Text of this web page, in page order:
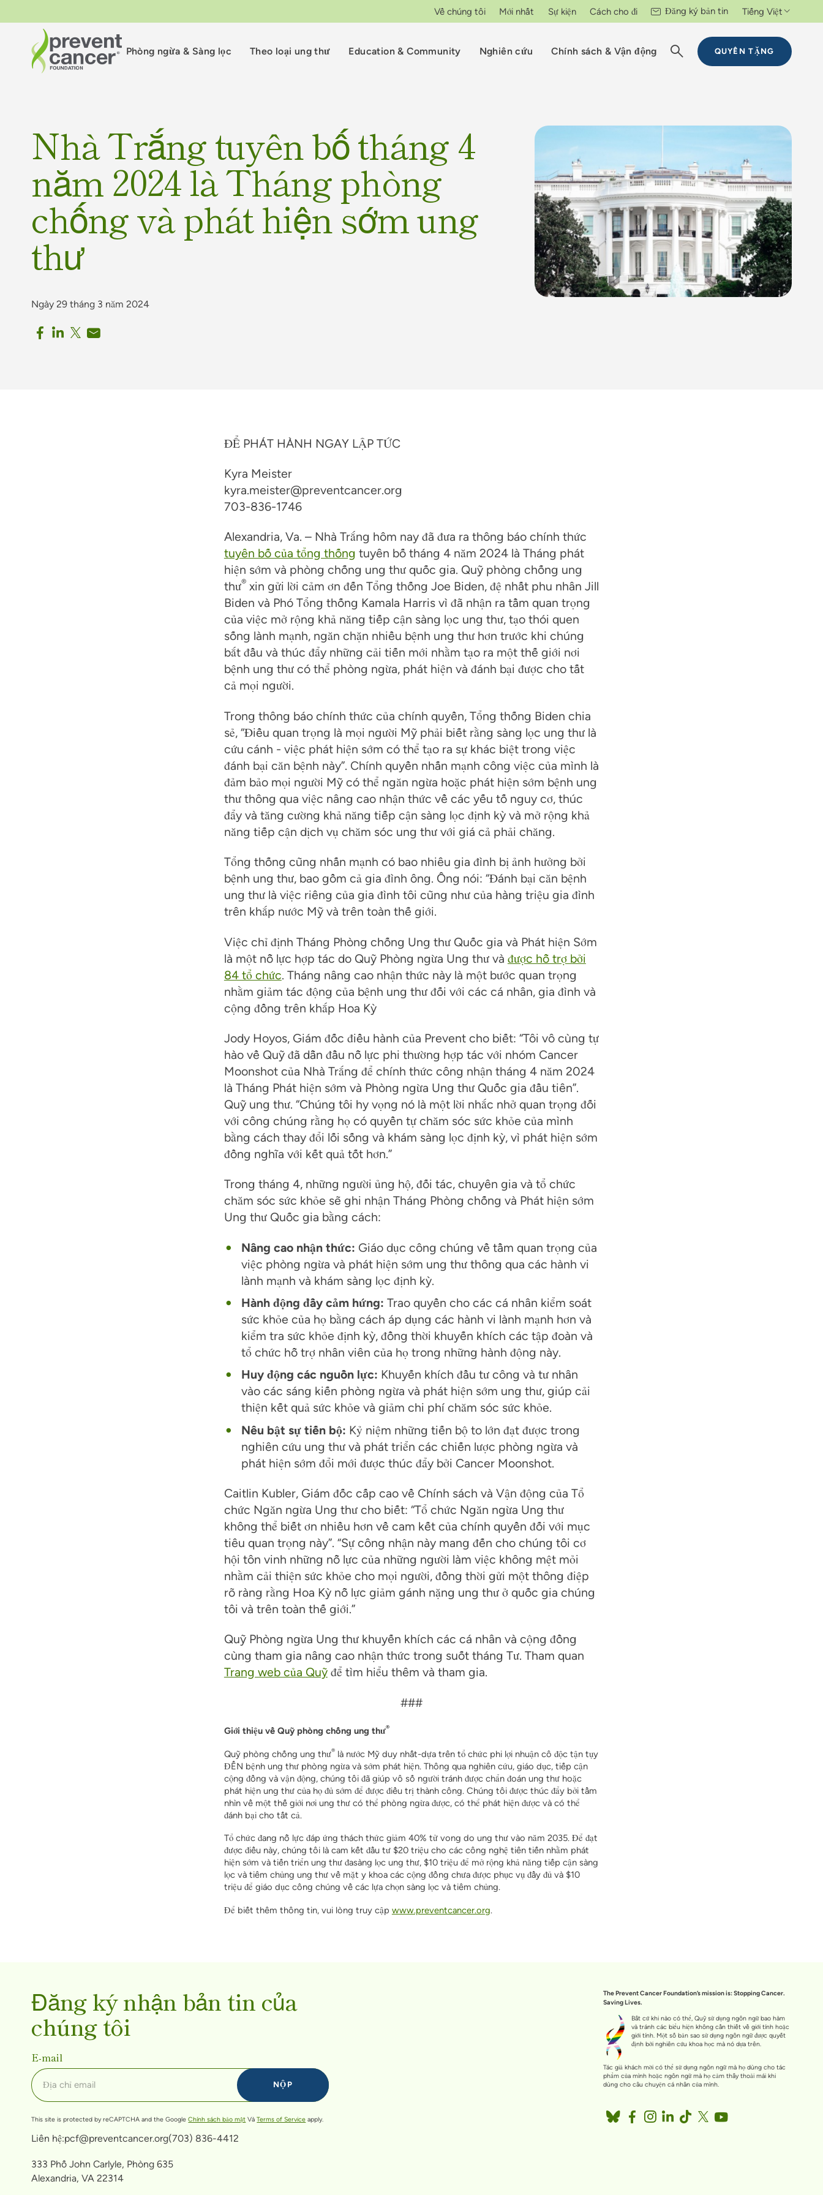
QUYÊN TẶNG
Phòng ngừa & Sàng lọc Theo loại ung thư Education & Community Nghiên cứu Chính sách & Vận động
Về chúng tôi Mới nhất Sự kiện Cách cho đi Đăng ký bản tin Tiếng Việt
Nhà Trắng tuyên bố tháng 4
năm 2024 là Tháng phòng
chống và phát hiện sớm ung
thư
Ngày 29 tháng 3 năm 2024
ĐỂ PHÁT HÀNH NGAY LẬP TỨC
Kyra Meister
kyra.meister@preventcancer.org
703-836-1746
Alexandria, Va. – Nhà Trắng hôm nay đã đưa ra thông báo chính thức
tuyên bố của tổng thống tuyên bố tháng 4 năm 2024 là Tháng phát
hiện sớm và phòng chống ung thư quốc gia. Quỹ phòng chống ung
thư®xin gửi lời cảm ơn đến Tổng thống Joe Biden, đệ nhất phu nhân Jill
Biden và Phó Tổng thống Kamala Harris vì đã nhận ra tầm quan trọng
của việc mở rộng khả năng tiếp cận sàng lọc ung thư, tạo thói quen
sống lành mạnh, ngăn chặn nhiều bệnh ung thư hơn trước khi chúng
bắt đầu và thúc đẩy những cải tiến mới nhằm tạo ra một thế giới nơi
bệnh ung thư có thể phòng ngừa, phát hiện và đánh bại được cho tất
cả mọi người.
Trong thông báo chính thức của chính quyền, Tổng thống Biden chia
sẻ, “Điều quan trọng là mọi người Mỹ phải biết rằng sàng lọc ung thư là
cứu cánh - việc phát hiện sớm có thể tạo ra sự khác biệt trong việc
đánh bại căn bệnh này”. Chính quyền nhấn mạnh công việc của mình là
đảm bảo mọi người Mỹ có thể ngăn ngừa hoặc phát hiện sớm bệnh ung
thư thông qua việc nâng cao nhận thức về các yếu tố nguy cơ, thúc
đẩy và tăng cường khả năng tiếp cận sàng lọc định kỳ và mở rộng khả
năng tiếp cận dịch vụ chăm sóc ung thư với giá cả phải chăng.
Tổng thống cũng nhấn mạnh có bao nhiêu gia đình bị ảnh hưởng bởi
bệnh ung thư, bao gồm cả gia đình ông. Ông nói: “Đánh bại căn bệnh
ung thư là việc riêng của gia đình tôi cũng như của hàng triệu gia đình
trên khắp nước Mỹ và trên toàn thế giới.
Việc chỉ định Tháng Phòng chống Ung thư Quốc gia và Phát hiện Sớm
là một nỗ lực hợp tác do Quỹ Phòng ngừa Ung thư và được hỗ trợ bởi
84 tổ chức. Tháng nâng cao nhận thức này là một bước quan trọng
nhằm giảm tác động của bệnh ung thư đối với các cá nhân, gia đình và
cộng đồng trên khắp Hoa Kỳ
Jody Hoyos, Giám đốc điều hành của Prevent cho biết: “Tôi vô cùng tự
hào về Quỹ đã dẫn đầu nỗ lực phi thường hợp tác với nhóm Cancer
Moonshot của Nhà Trắng để chính thức công nhận tháng 4 năm 2024
là Tháng Phát hiện sớm và Phòng ngừa Ung thư Quốc gia đầu tiên”.
Quỹ ung thư. “Chúng tôi hy vọng nó là một lời nhắc nhở quan trọng đối
với công chúng rằng họ có quyền tự chăm sóc sức khỏe của mình
bằng cách thay đổi lối sống và khám sàng lọc định kỳ, vì phát hiện sớm
đồng nghĩa với kết quả tốt hơn.”
Trong tháng 4, những người ủng hộ, đối tác, chuyên gia và tổ chức
chăm sóc sức khỏe sẽ ghi nhận Tháng Phòng chống và Phát hiện sớm
Ung thư Quốc gia bằng cách:
Nâng cao nhận thức: Giáo dục công chúng về tầm quan trọng của
việc phòng ngừa và phát hiện sớm ung thư thông qua các hành vi
lành mạnh và khám sàng lọc định kỳ.
Hành động đầy cảm hứng: Trao quyền cho các cá nhân kiểm soát
sức khỏe của họ bằng cách áp dụng các hành vi lành mạnh hơn và
kiểm tra sức khỏe định kỳ, đồng thời khuyến khích các tập đoàn và
tổ chức hỗ trợ nhân viên của họ trong những hành động này.
Huy động các nguồn lực: Khuyến khích đầu tư công và tư nhân
vào các sáng kiến phòng ngừa và phát hiện sớm ung thư, giúp cải
thiện kết quả sức khỏe và giảm chi phí chăm sóc sức khỏe.
Nêu bật sự tiến bộ: Kỷ niệm những tiến bộ to lớn đạt được trong
nghiên cứu ung thư và phát triển các chiến lược phòng ngừa và
phát hiện sớm đổi mới được thúc đẩy bởi Cancer Moonshot.
Caitlin Kubler, Giám đốc cấp cao về Chính sách và Vận động của Tổ
chức Ngăn ngừa Ung thư cho biết: “Tổ chức Ngăn ngừa Ung thư
không thể biết ơn nhiều hơn về cam kết của chính quyền đối với mục
tiêu quan trọng này”. “Sự công nhận này mang đến cho chúng tôi cơ
hội tôn vinh những nỗ lực của những người làm việc không mệt mỏi
nhằm cải thiện sức khỏe cho mọi người, đồng thời gửi một thông điệp
rõ ràng rằng Hoa Kỳ nỗ lực giảm gánh nặng ung thư ở quốc gia chúng
tôi và trên toàn thế giới.”
Quỹ Phòng ngừa Ung thư khuyến khích các cá nhân và cộng đồng
cùng tham gia nâng cao nhận thức trong suốt tháng Tư. Tham quan
Trang web của Quỹđể tìm hiểu thêm và tham gia.
###
Giới thiệu về Quỹ phòng chống ung thư®
Quỹ phòng chống ung thư®là nước Mỹ duy nhất-dựa trêntổ chức phi lợi nhuận cô độctận tụy
ĐẾN bệnh ung thưphòng ngừa và sớm phát hiện.Thông qua nghiên cứu, giáo dục, tiếp cận
cộng đồng và vận động,chúng tôi đã giúp vô số người tránh được chẩn đoán ung thư hoặc
phát hiện ung thư của họ đủ sớm để được điều trị thành công. Chúng tôi được thúc đẩy bởi tầm
nhìn về một thế giới nơi ung thư có thể phòng ngừa được, có thể phát hiện đượcvà có thể
đánh bạicho tất cả.
Tổ chức đang nỗ lực đáp ứng thách thức giảm 40% tử vong do ung thư vào năm 2035. Để đạt
được điều này, chúng tôi là cam kết đầu tư $20 triệu cho các công nghệ tiên tiến nhằm phát
hiện sớm và tiến triển ung thư đasàng lọc ung thư, $10 triệu để mở rộng khả năng tiếp cận sàng
lọc và tiêm chủng ung thư về mặt y khoa các cộng đồng chưa được phục vụ đầy đủ và $10
triệu để giáo dục công chúng về các lựa chọn sàng lọc và tiêm chủng.
Để biết thêm thông tin, vui lòng truy cập www.preventcancer.org.
Đăng ký nhận bản tin của
chúng tôi
E-mail
This site is protected by reCAPTCHA and the GoogleChính sách bảo mật VàTerms of Service apply.
Liên hệ:pcf@preventcancer.org(703) 836-4412
333 Phố John Carlyle, Phòng 635
Alexandria, VA 22314
The Prevent Cancer Foundation’s mission is: Stopping Cancer.
Saving Lives.
Bất cứ khi nào có thể, Quỹ sử dụng ngôn ngữ bao hàm
và tránh các biểu hiện không cần thiết về giới tính hoặc
giới tính. Một số bản sao sử dụng ngôn ngữ được quyết
định bởi nghiên cứu khoa học mà nó dựa trên.
Tác giả khách mời có thể sử dụng ngôn ngữ mà họ dùng cho tác
phẩm của mình hoặc ngôn ngữ mà họ cảm thấy thoải mái khi
dùng cho câu chuyện cá nhân của mình.